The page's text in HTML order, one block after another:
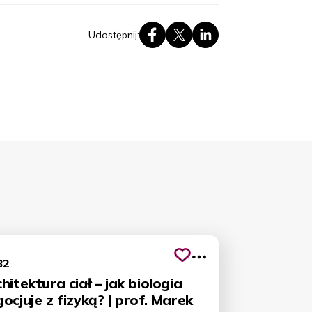
Udostępnij:
ciał – jak biologia
z fizyką? | prof. Marek